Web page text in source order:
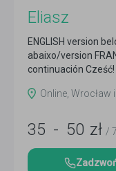
Eliasz
ENGLISH version
abaixo/version
continuación
Online, Wrocław
35 - 50 zł /